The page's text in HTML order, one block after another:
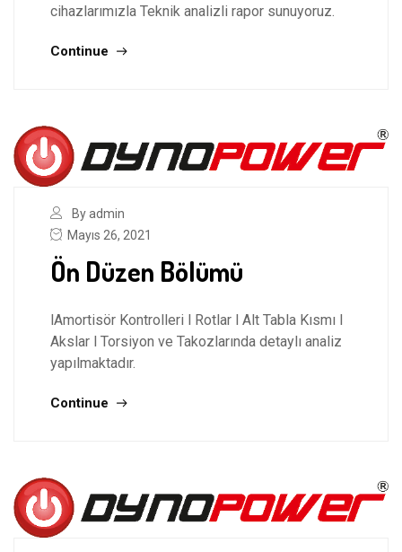
cihazlarımızla Teknik analizli rapor sunuyoruz.
Continue
By admin
Mayıs 26, 2021
Ön Düzen Bölümü
lAmortisör Kontrolleri l Rotlar l Alt Tabla Kısmı l
Akslar l Torsiyon ve Takozlarında detaylı analiz
yapılmaktadır.
Continue